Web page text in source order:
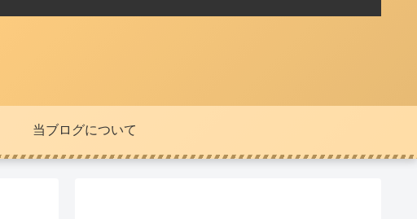
当ブログについて